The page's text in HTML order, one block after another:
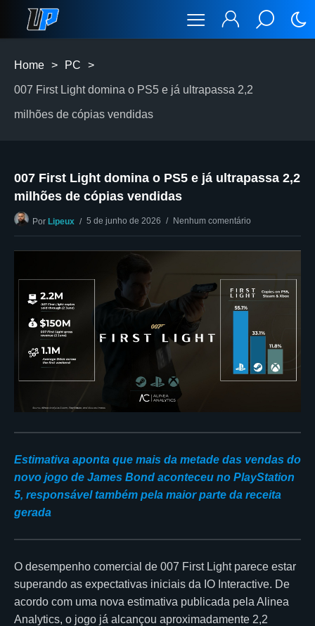
Home > PC >
007 First Light domina o PS5 e já ultrapassa 2,2
milhões de cópias vendidas
007 First Light domina o PS5 e já ultrapassa 2,2
milhões de cópias vendidas
Por Lipeux 5 de junho de 2026 Nenhum comentário
Estimativa aponta que mais da metade das vendas do
novo jogo de James Bond aconteceu no PlayStation
5, responsável também pela maior parte da receita
gerada
O desempenho comercial de 007 First Light parece estar
superando as expectativas iniciais da IO Interactive. De
acordo com uma nova estimativa publicada pela Alinea
Analytics, o jogo já alcançou aproximadamente 2,2